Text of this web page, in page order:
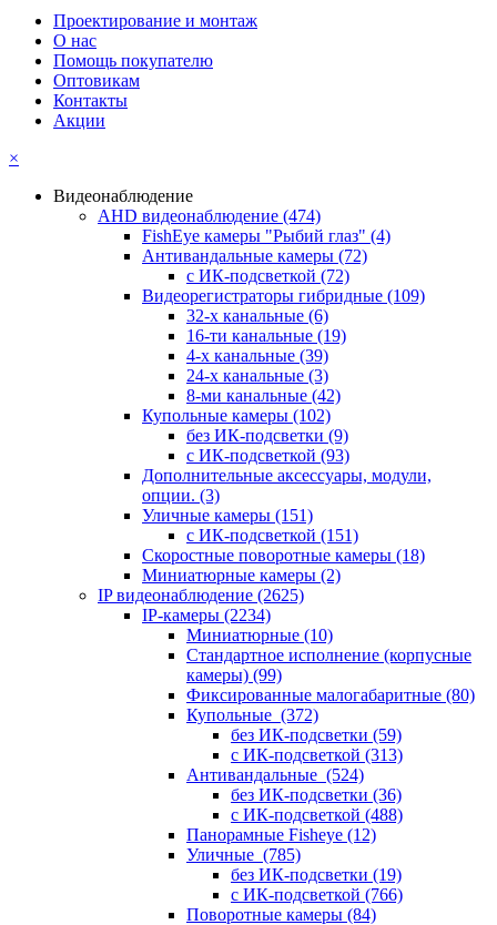
Проектирование и монтаж
О нас
Помощь покупателю
Оптовикам
Контакты
Акции
×
Видеонаблюдение
AHD видеонаблюдение (474)
FishEye камеры "Рыбий глаз" (4)
Антивандальные камеры (72)
с ИК-подсветкой (72)
Видеорегистраторы гибридные (109)
32-х канальные (6)
16-ти канальные (19)
4-х канальные (39)
24-х канальные (3)
8-ми канальные (42)
Купольные камеры (102)
без ИК-подсветки (9)
с ИК-подсветкой (93)
Дополнительные аксессуары, модули,
опции. (3)
Уличные камеры (151)
с ИК-подсветкой (151)
Скоростные поворотные камеры (18)
Миниатюрные камеры (2)
IP видеонаблюдение (2625)
IP-камеры (2234)
Миниатюрные (10)
Стандартное исполнение (корпусные
камеры) (99)
Фиксированные малогабаритные (80)
Купольные (372)
без ИК-подсветки (59)
с ИК-подсветкой (313)
Антивандальные (524)
без ИК-подсветки (36)
с ИК-подсветкой (488)
Панорамные Fisheye (12)
Уличные (785)
без ИК-подсветки (19)
с ИК-подсветкой (766)
Поворотные камеры (84)